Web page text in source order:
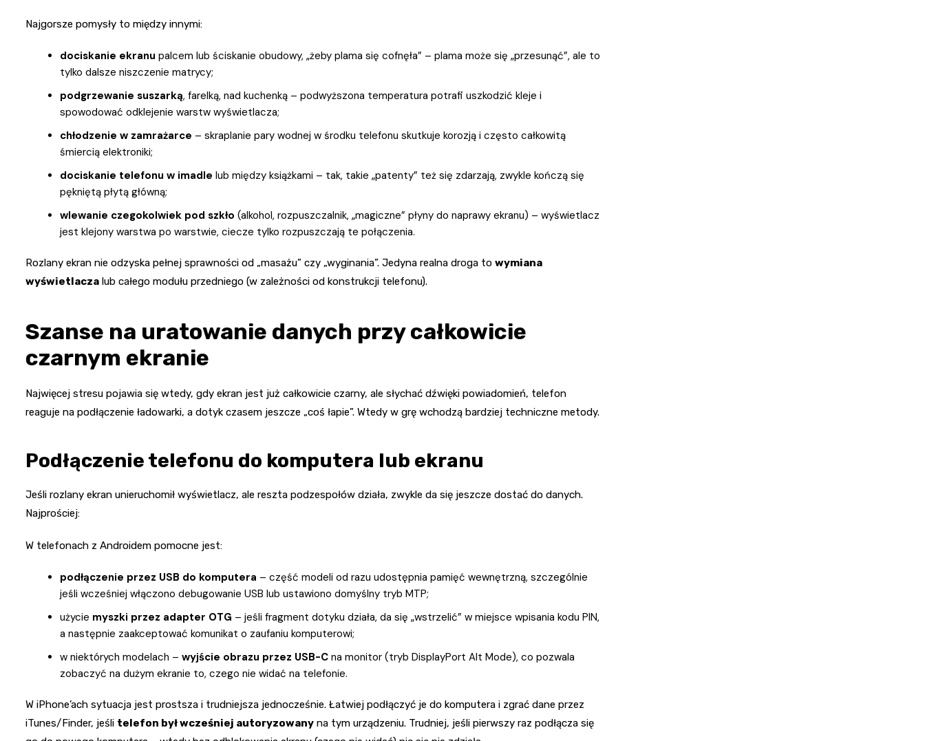
Najgorsze pomysły to między innymi:
dociskanie ekranu palcem lub ściskanie obudowy, „żeby plama się cofnęła” – plama może się „przesunąć”, ale to
tylko dalsze niszczenie matrycy;
podgrzewanie suszarką, farelką, nad kuchenką – podwyższona temperatura potrafi uszkodzić kleje i
spowodować odklejenie warstw wyświetlacza;
chłodzenie w zamrażarce – skraplanie pary wodnej w środku telefonu skutkuje korozją i często całkowitą
śmiercią elektroniki;
dociskanie telefonu w imadle lub między książkami – tak, takie „patenty” też się zdarzają, zwykle kończą się
pękniętą płytą główną;
wlewanie czegokolwiek pod szkło (alkohol, rozpuszczalnik, „magiczne” płyny do naprawy ekranu) – wyświetlacz
jest klejony warstwa po warstwie, ciecze tylko rozpuszczają te połączenia.
Rozlany ekran nie odzyska pełnej sprawności od „masażu” czy „wyginania”. Jedyna realna droga to wymiana
wyświetlacza lub całego modułu przedniego (w zależności od konstrukcji telefonu).
Szanse na uratowanie danych przy całkowicie
czarnym ekranie
Najwięcej stresu pojawia się wtedy, gdy ekran jest już całkowicie czarny, ale słychać dźwięki powiadomień, telefon
reaguje na podłączenie ładowarki, a dotyk czasem jeszcze „coś łapie”. Wtedy w grę wchodzą bardziej techniczne metody.
Podłączenie telefonu do komputera lub ekranu
Jeśli rozlany ekran unieruchomił wyświetlacz, ale reszta podzespołów działa, zwykle da się jeszcze dostać do danych.
Najprościej:
W telefonach z Androidem pomocne jest:
podłączenie przez USB do komputera – część modeli od razu udostępnia pamięć wewnętrzną, szczególnie
jeśli wcześniej włączono debugowanie USB lub ustawiono domyślny tryb MTP;
użycie myszki przez adapter OTG – jeśli fragment dotyku działa, da się „wstrzelić” w miejsce wpisania kodu PIN,
a następnie zaakceptować komunikat o zaufaniu komputerowi;
w niektórych modelach – wyjście obrazu przez USB-C na monitor (tryb DisplayPort Alt Mode), co pozwala
zobaczyć na dużym ekranie to, czego nie widać na telefonie.
W iPhone’ach sytuacja jest prostsza i trudniejsza jednocześnie. Łatwiej podłączyć je do komputera i zgrać dane przez
iTunes/Finder, jeśli telefon był wcześniej autoryzowany na tym urządzeniu. Trudniej, jeśli pierwszy raz podłącza się